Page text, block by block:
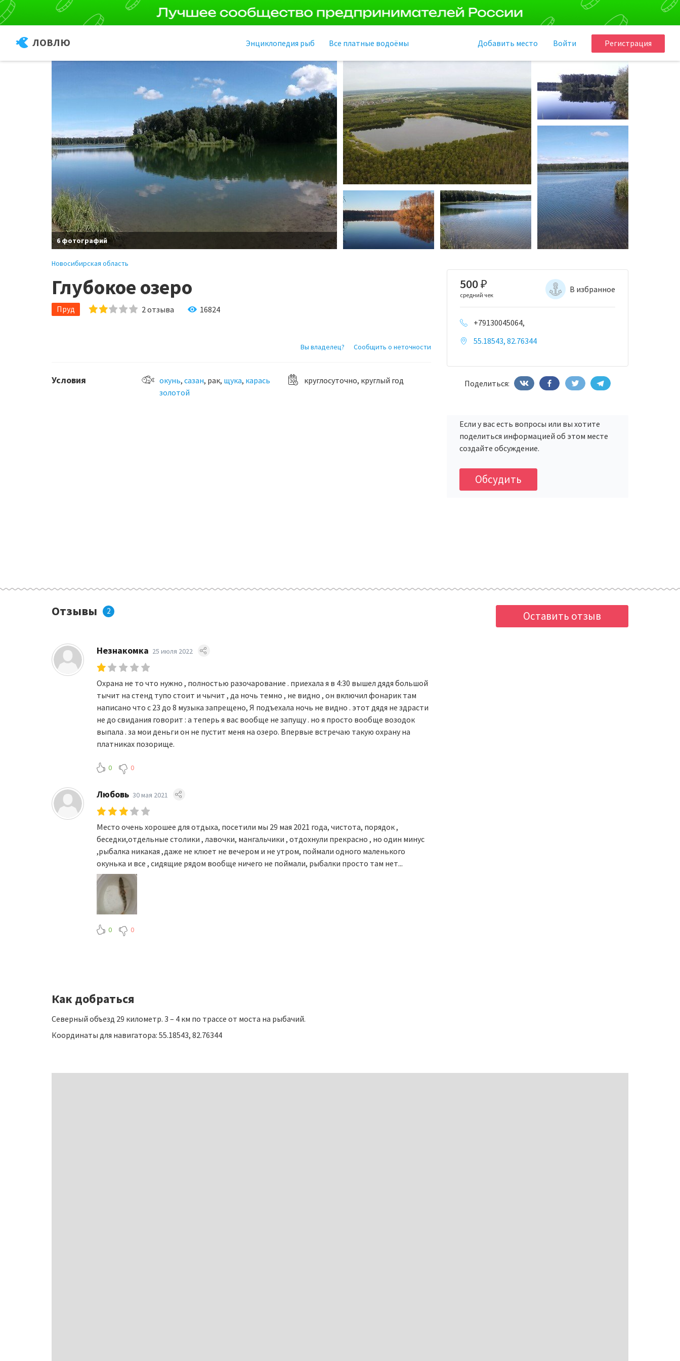
ЛОВЛЮ Регистрация
Войти
Добавить место
Энциклопедия рыб Все платные водоёмы
6 фотографий
Новосибирская область
Глубокое озеро
Пруд 2 отзыва 16824
Вы владелец? Сообщить о неточности
Условия окунь, сазан, рак, щука, карась
золотой
круглосуточно, круглый год
500₽
средний чек
В избранное
+79130045064,
55.18543, 82.76344
Поделиться:
Если у вас есть вопросы или вы хотите
поделиться информацией об этом месте
создайте обсуждение.
Обсудить
Отзывы 2
Незнакомка 25 июля 2022
Охрана не то что нужно , полностью разочарование . приехала я в 4:30 вышел дядя большой
тычит на стенд тупо стоит и чычит , да ночь темно , не видно , он включил фонарик там
написано что с 23 до 8 музыка запрещено, Я подъехала ночь не видно . этот дядя не здрасти
не до свидания говорит : а теперь я вас вообще не запущу . но я просто вообще возодок
выпала . за мои деньги он не пустит меня на озеро. Впервые встречаю такую охрану на
платниках позорище.
0 0
Любовь 30 мая 2021
Место очень хорошее для отдыха, посетили мы 29 мая 2021 года, чистота, порядок ,
беседки,отдельные столики , лавочки, мангальчики , отдохнули прекрасно , но один минус
,рыбалка никакая ,даже не клюет не вечером и не утром, поймали одного маленького
окунька и все , сидящие рядом вообще ничего не поймали, рыбалки просто там нет...
0 0
Оставить отзыв
Как добраться
Северный объезд 29 километр. 3 – 4 км по трассе от моста на рыбачий.
Координаты для навигатора: 55.18543, 82.76344